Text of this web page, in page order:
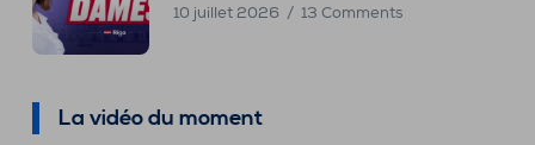
10 juillet 2026 13 Comments
La vidéo du moment